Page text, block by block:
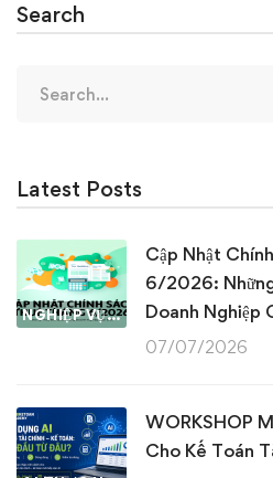
Search
for:
Latest Posts
NGHIỆP VỤ KẾ TOÁN & THUẾ
Cập Nhật
6/2026:
Doanh Nghiệp
07/07/2026
WORKSHOP
Cho Kế Toán